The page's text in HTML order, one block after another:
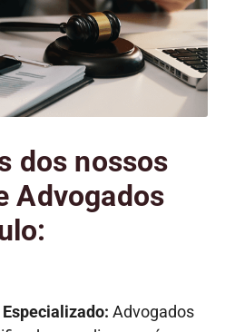
dos nossos
Advogados
Advogados